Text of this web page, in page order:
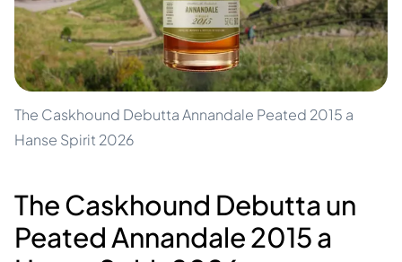
The Caskhound Debutta Annandale Peated 2015 a
Hanse Spirit 2026
The Caskhound Debutta un
Peated Annandale 2015 a